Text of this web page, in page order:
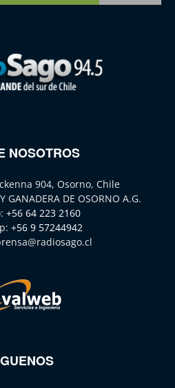
NOSOTROS
904, Osorno, Chile
GANADERA DE OSORNO A.G.
+56 64 223 2160
+56 9 57244942